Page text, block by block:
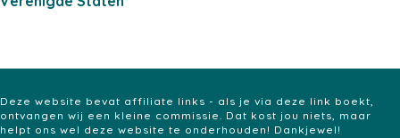
Deze website bevat affiliate links - als je via deze link boekt,
ontvangen wij een kleine commissie. Dat kost jou niets, maar
helpt ons wel deze website te onderhouden! Dankjewel!